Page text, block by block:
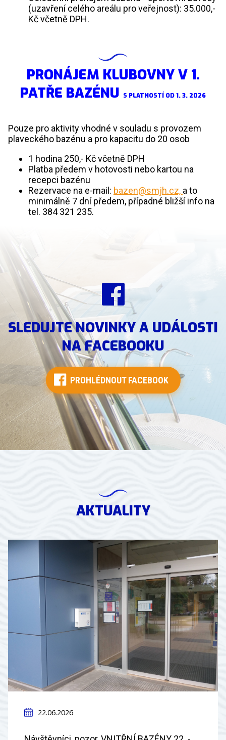
(uzavření celého areálu pro veřejnost): 35.000,-
Kč včetně DPH.
PRONÁJEM KLUBOVNY V 1.
PATŘE BAZÉNU S PLATNOSTÍ OD 1. 3. 2026
Pouze pro aktivity vhodné v souladu s provozem
plaveckého bazénu a pro kapacitu do 20 osob
1 hodina 250,- Kč včetně DPH
Platba předem v hotovosti nebo kartou na
recepci bazénu
Rezervace na e-mail: bazen@smjh.cz, a to
minimálně 7 dní předem, případné bližší info na
tel. 384 321 235.
SLEDUJTE NOVINKY A UDÁLOSTI
NA FACEBOOKU
PROHLÉDNOUT FACEBOOK
AKTUALITY
22.06.2026